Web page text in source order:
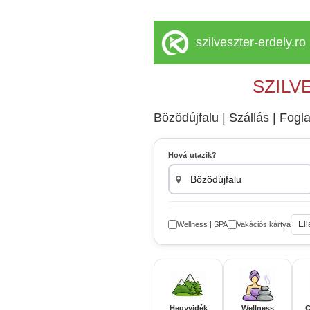
szilveszter-erdely.ro
Bözödújfalu | Szállás |
Hová utazik?
Wellness | SPA Vakációs kártya
Hegyvidék Wellness